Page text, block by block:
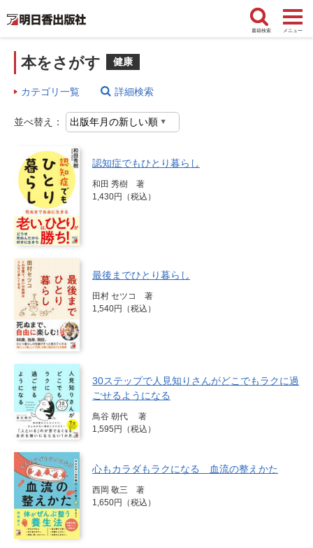
書籍検索 メニュー
本をさがす 健康
カテゴリ一覧 詳細検索
並べ替え：
認知症でもひとり暮らし
和田 秀樹 著
1,430円（税込）
最後までひとり暮らし
田村 セツコ 著
1,540円（税込）
30ステップで人見知りさんがどこでもラクに過
ごせるようになる
鳥谷 朝代 著
1,595円（税込）
心もカラダもラクになる 血流の整えかた
西岡 敬三 著
1,650円（税込）